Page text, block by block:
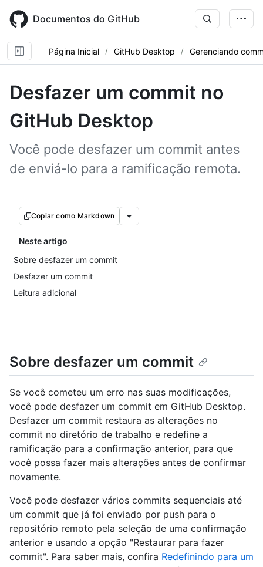
main
content
Documentos do GitHub
Página Inicial GitHub Desktop Gerenciando
Desfazer um commit no
GitHub Desktop
Você pode desfazer um commit antes
de enviá-lo para a ramificação remota.
Copiar como Markdown
Neste artigo
Sobre desfazer um commit
Desfazer um commit
Leitura adicional
Sobre desfazer um commit
Se você cometeu um erro nas suas modificações,
você pode desfazer um commit em GitHub Desktop.
Desfazer um commit restaura as alterações no
commit no diretório de trabalho e redefine a
ramificação para a confirmação anterior, para que
você possa fazer mais alterações antes de confirmar
novamente.
Você pode desfazer vários commits sequenciais até
um commit que já foi enviado por push para o
repositório remoto pela seleção de uma confirmação
anterior e usando a opção "Restaurar para fazer
commit". Para saber mais, confira Redefinindo para um